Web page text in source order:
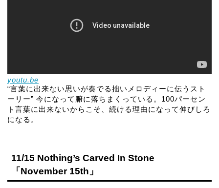
youtu.be
“言葉に出来ない思いが奏でる拙いメロディーに伝うスト
ーリー” 今になって腑に落ちまくっている。100パーセン
ト言葉に出来ないからこそ、続ける理由になって伸びしろ
になる。
11/15 Nothing’s Carved In Stone
「November 15th」